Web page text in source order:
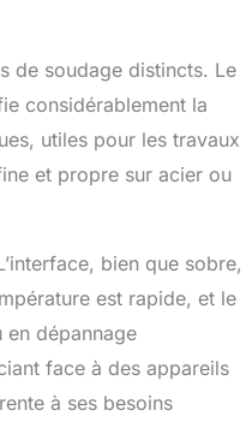
de soudage distincts. Le
considérablement la
utiles pour les travaux
et propre sur acier ou
bien que sobre,
est rapide, et le
en dépannage
face à des appareils
à ses besoins